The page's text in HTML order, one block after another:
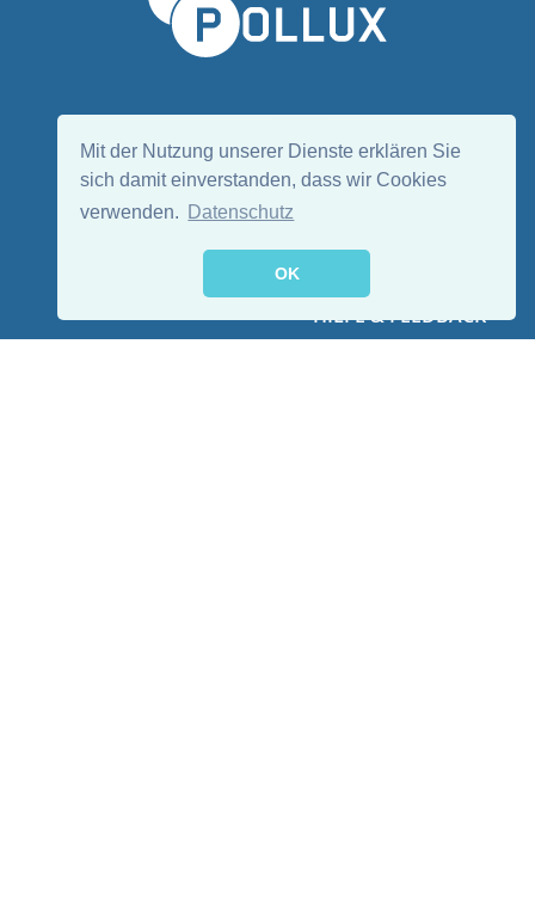
Mit der Nutzung unserer Dienste erklären Sie
sich damit einverstanden, dass wir Cookies
verwenden.
Datenschutz
OK
HILFE & FEEDBACK
EN